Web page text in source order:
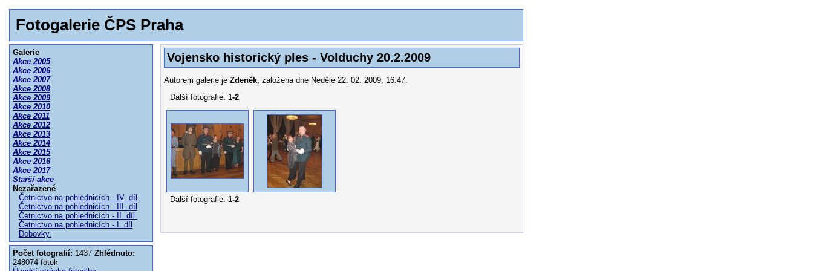
Fotogalerie ČPS Praha
Galerie
Akce 2005
Akce 2006
Akce 2007
Akce 2008
Akce 2009
Akce 2010
Akce 2011
Akce 2012
Akce 2013
Akce 2014
Akce 2015
Akce 2016
Akce 2017
Starší akce
Nezařazené
Četnictvo na pohlednicích - IV. díl.
Četnictvo na pohlednicích - III. díl
Četnictvo na pohlednicích - II. díl.
Četnictvo na pohlednicích - I. díl
Dobovky.
Počet fotografií: 1437 Zhlédnuto:
248074 fotek
Vojensko historický ples - Volduchy 20.2.2009
Autorem galerie je Zdeněk, založena dne Neděle 22. 02. 2009, 16.47.
Další fotografie: 1-2
Další fotografie: 1-2